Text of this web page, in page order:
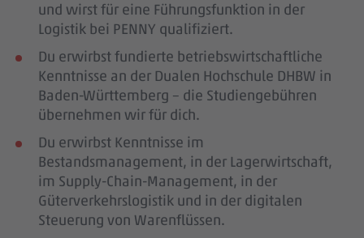
und wirst für eine Führungsfunktion in der
Logistik bei PENNY qualifiziert.
Du erwirbst fundierte betriebswirtschaftliche
Kenntnisse an der Dualen Hochschule DHBW in
Baden-Württemberg – die Studiengebühren
übernehmen wir für dich.
Du erwirbst Kenntnisse im
Bestandsmanagement, in der Lagerwirtschaft,
im Supply-Chain-Management, in der
Güterverkehrslogistik und in der digitalen
Steuerung von Warenflüssen.